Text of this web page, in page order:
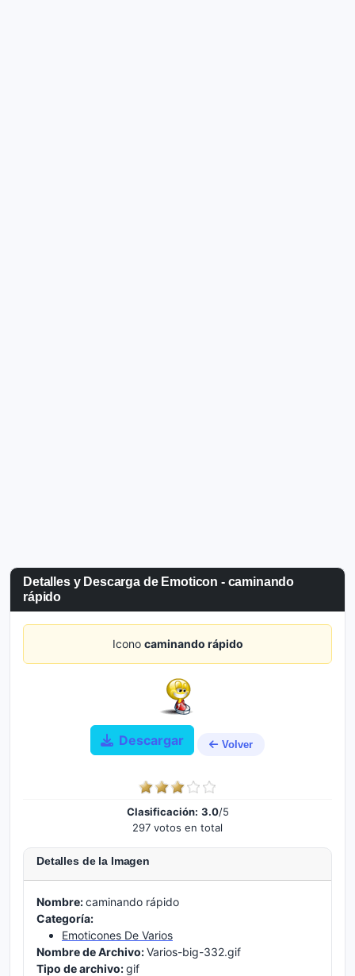
Detalles y Descarga de Emoticon - caminando
rápido
Icono caminando rápido
Descargar Volver
Clasificación: 3.0/5
297 votos en total
Detalles de la Imagen
Nombre:caminando rápido
Categoría:
Emoticones De Varios
Nombre de Archivo:Varios-big-332.gif
Tipo de archivo:gif